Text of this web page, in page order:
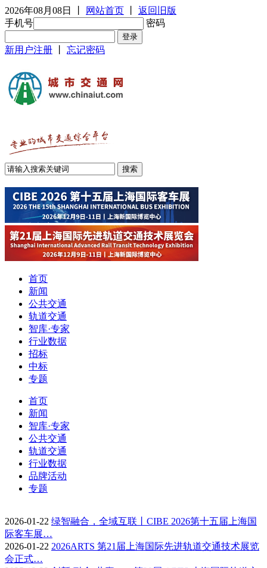
2026年08月08日 网站首页
返回旧版
手机号
密码
新用户注册 忘记密码
首页
新闻
公共交通
轨道交通
智库·专家
行业数据
招标
中标
专题
首页
新闻
智库·专家
公共交通
轨道交通
行业数据
品牌活动
专题
2026-01-22 绿智融合，全域互联丨CIBE 2026第十五届上海国
际客车展…
2026-01-22 2026ARTS 第21届上海国际先进轨道交通技术展览
会正式…